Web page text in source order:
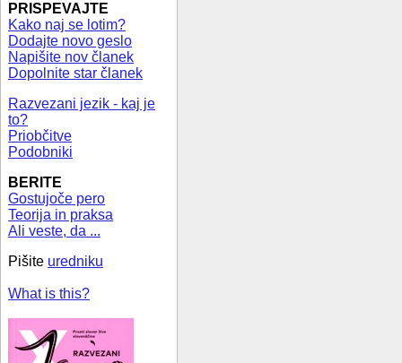
PRISPEVAJTE
Kako naj se lotim?
Dodajte novo geslo
Napišite nov članek
Dopolnite star članek
Razvezani jezik - kaj je
to?
Priobčitve
Podobniki
BERITE
Gostujoče pero
Teorija in praksa
Ali veste, da ...
Pišite uredniku
What is this?